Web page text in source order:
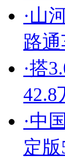
·山
路
·搭
42.8
·中
定版